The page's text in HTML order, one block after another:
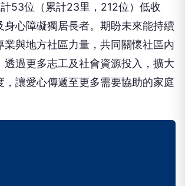
53位（累計23里，212位）低收
身心障礙獨居長者。期盼未來能持續
業與地方社區力量，共同關懷社區內
透過更多志工及社會資源投入，擴大
，讓愛心傳遞至更多需要協助的家庭